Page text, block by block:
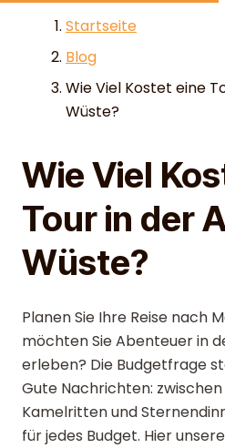
Skip to content
Startseite
Blog
Wie Viel Kostet eine
Wüste?
Wie Viel
Tour in der
Wüste?
Planen Sie Ihre Reise nach
möchten Sie Abenteuer in
erleben? Die Budgetfrage
Gute Nachrichten:
Kamelritten und
für jedes Budget. Hier